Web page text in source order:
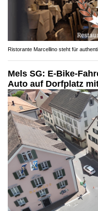
Ristorante Marcellino steht für
Mels SG: E-Bike-
Auto auf Dorfplatz